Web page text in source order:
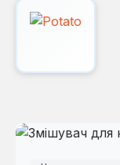
Пропустити